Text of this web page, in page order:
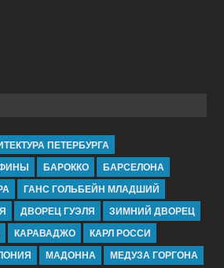
ПЕТЕРБУРГА
БАРОККО
БАРСЕЛОНА
ГАНС ГОЛЬБЕЙН МЛАДШИЙ
ДВОРЕЦ ГУЭЛЯ
ЗИМНИЙ ДВОРЕЦ
КАРАВАДЖО
КАРЛ РОССИ
МАДОННА МЕДУЗА ГОРГОНА